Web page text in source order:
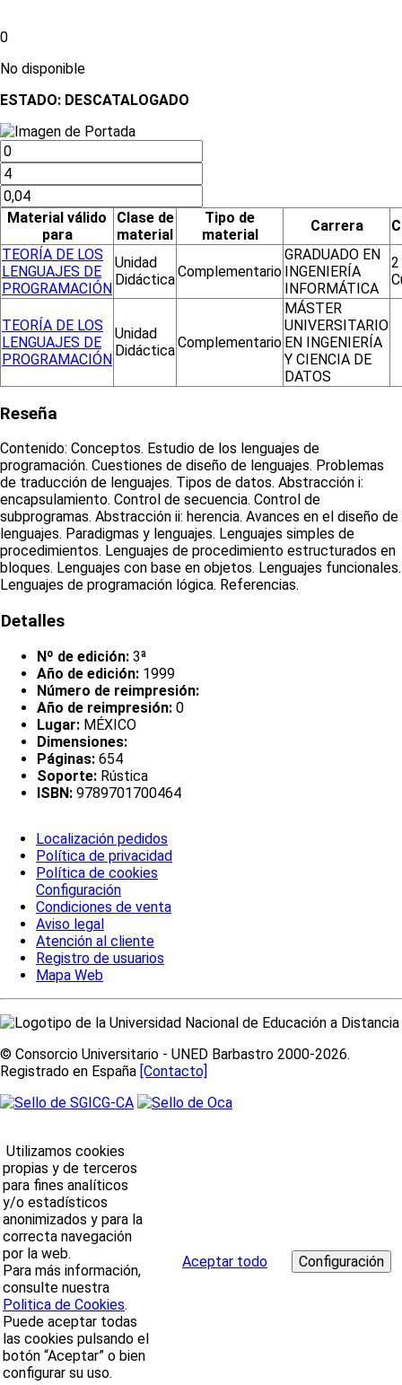
0
No disponible
ESTADO: DESCATALOGADO
Material válido
para
Clase de
material
Tipo de
material
Carrera
TEORÍA DE LOS
LENGUAJES DE
PROGRAMACIÓN
Unidad
DidácticaComplementario
GRADUADO EN
INGENIERÍA
INFORMÁTICA
2
TEORÍA DE LOS
LENGUAJES DE
PROGRAMACIÓN
Unidad
DidácticaComplementario
MÁSTER
UNIVERSITARIO
EN INGENIERÍA
Y CIENCIA DE
DATOS
Reseña
Contenido: Conceptos. Estudio de los lenguajes de
programación. Cuestiones de diseño de lenguajes. Problemas
de traducción de lenguajes. Tipos de datos. Abstracción i:
encapsulamiento. Control de secuencia. Control de
subprogramas. Abstracción ii: herencia. Avances en el diseño de
lenguajes. Paradigmas y lenguajes. Lenguajes simples de
procedimientos. Lenguajes de procedimiento estructurados en
bloques. Lenguajes con base en objetos. Lenguajes funcionales.
Lenguajes de programación lógica. Referencias.
Detalles
Nº de edición: 3ª
Año de edición: 1999
Número de reimpresión:
Año de reimpresión: 0
Lugar: MÉXICO
Dimensiones:
Páginas: 654
Soporte: Rústica
ISBN: 9789701700464
Localización pedidos
Política de privacidad
Política de cookies
Configuración
Condiciones de venta
Aviso legal
Atención al cliente
Registro de usuarios
Mapa Web
© Consorcio Universitario - UNED Barbastro 2000-2026.
Registrado en España [Contacto]
Utilizamos cookies
propias y de terceros
para fines analíticos
y/o estadísticos
anonimizados y para la
correcta navegación
por la web.
Para más información,
consulte nuestra
Politica de Cookies.
Puede aceptar todas
las cookies pulsando el
botón “Aceptar” o bien
configurar su uso.
Aceptar todo